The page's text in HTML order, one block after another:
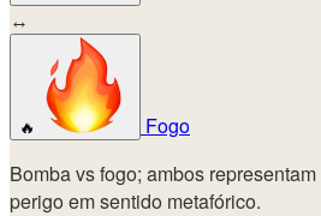
↔
🔥
Fogo
Bomba vs fogo; ambos
perigo em sentido metafórico.